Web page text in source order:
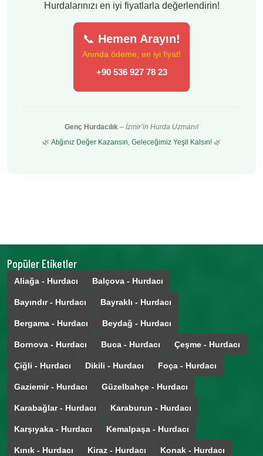
Hurdalarınızı en iyi fiyatlarla değerlendirin!
📞 Hemen Arayın!
Anında ödeme, en iyi fiyat!
+90 536 927 78 23
Genç Hurdacılık – İzmir’in Hurda Uzmanı!
🌿 Atığınız Değer Kazansın, Geleceğimiz Yeşil Kalsın! 🌿
Popüler Etiketler
Aliağa - Hurdacı Balçova - Hurdacı
Bayındır - Hurdacı Bayraklı - Hurdacı
Bergama - Hurdacı Beydağ - Hurdacı
Bornova - Hurdacı Buca - Hurdacı Çeşme - Hurdacı
Çiğli - Hurdacı Dikili - Hurdacı Foça - Hurdacı
Gaziemir - Hurdacı Güzelbahçe - Hurdacı
Karabağlar - Hurdacı Karaburun - Hurdacı
Karşıyaka - Hurdacı Kemalpaşa - Hurdacı
Kınık - Hurdacı Kiraz - Hurdacı Konak - Hurdacı